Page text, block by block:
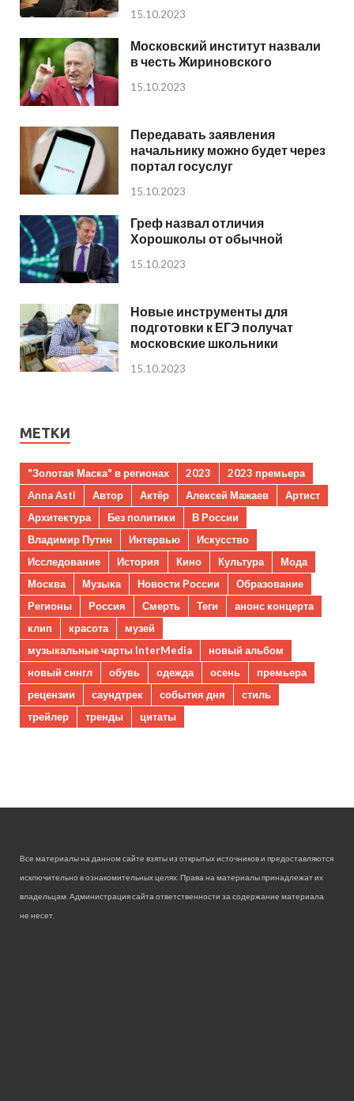
15.10.2023
Московский институт назвали
в честь Жириновского
15.10.2023
Передавать заявления
начальнику можно будет через
портал госуслуг
15.10.2023
Греф назвал отличия
Хорошколы от обычной
15.10.2023
Новые инструменты для
подготовки к ЕГЭ получат
московские школьники
15.10.2023
МЕТКИ
"Золотая Маска" в регионах 2023
2023 премьера
Anna Asti
Автор Актёр Алексей Мажаев
Артист
Архитектура
Без политики
В России
Владимир Путин
Интервью
Искусство
Исследование
История Кино Культура
Мода
Москва
Музыка Новости России
Образование
Регионы
Россия Смерть Теги
анонс концерта
клип
красота
музей
музыкальные чарты InterMedia
новый альбом
новый сингл
обувь одежда осень
премьера
рецензии
саундтрек события дня
стиль
трейлер
тренды цитаты
Все материалы на данном сайте взяты из открытых источников и предоставляются
исключительно в ознакомительных целях. Права на материалы принадлежат их
владельцам. Администрация сайта ответственности за содержание материала
не несет.